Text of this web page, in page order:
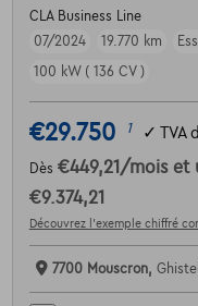
CLA Business Line
07/2024
19.770 km
100 kW ( 136 CV )
€29.750 1 ✓ TVA
Dès €449,21 /mois et
€9.374,21
Découvrez l’exemple chiffré
7700 Mouscron,